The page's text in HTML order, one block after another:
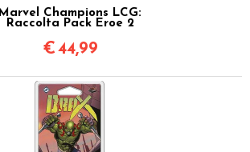
Marvel Champions LCG:
Raccolta Pack Eroe 2
€44,99